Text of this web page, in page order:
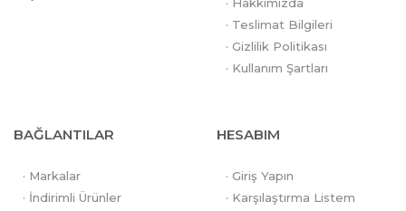
· Hakkımızda
· Teslimat Bilgileri
· Gizlilik Politikası
· Kullanım Şartları
BAĞLANTILAR
· Markalar
· İndirimli Ürünler
HESABIM
· Giriş Yapın
· Karşılaştırma Listem